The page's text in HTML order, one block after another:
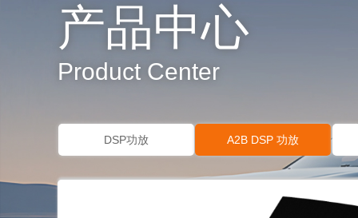
产品中心
Product Center
DSP功放 A2B DSP 功放